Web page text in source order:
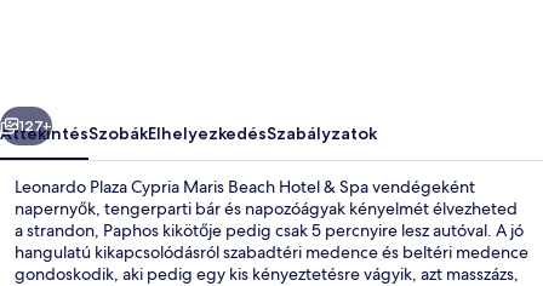
Spa
képgalériája
Következő
127+
ÁttekintésSzobákElhelyezkedésSzabályzatok
Leonardo Plaza Cypria Maris Beach Hotel & Spa vendégeként
napernyők, tengerparti bár és napozóágyak kényelmét élvezheted
a strandon, Paphos kikötője pedig csak 5 percnyire lesz autóval. A jó
hangulatú kikapcsolódásról szabadtéri medence és beltéri medence
gondoskodik, aki pedig egy kis kényeztetésre vágyik, azt masszázs,